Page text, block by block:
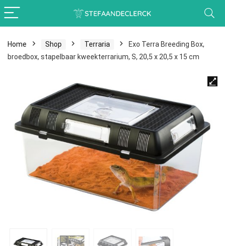
Home Shop Terraria
Exo Terra Breeding Box,
broedbox, stapelbaar kweekterrarium, S, 20,5 x 20,5 x 15 cm